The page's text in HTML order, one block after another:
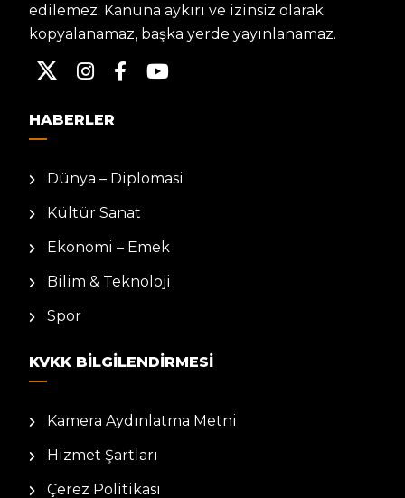
edilemez. Kanuna aykırı ve izinsiz olarak
kopyalanamaz, başka yerde yayınlanamaz.
HABERLER
Dünya – Diplomasi
Kültür Sanat
Ekonomi – Emek
Bilim & Teknoloji
Spor
KVKK BILGILENDIRMESI
Kamera Aydınlatma Metni
Hizmet Şartları
Çerez Politikası